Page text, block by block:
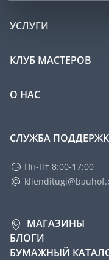
УСЛУГИ
КЛУБ МАСТЕРОВ
О НАС
СЛУЖБА
Пн-Пт 8:00-17:00
МАГАЗИНЫ
БЛОГИ
БУМАЖНЫЙ